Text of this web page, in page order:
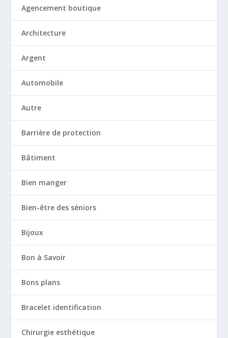
Agencement boutique
Architecture
Argent
Automobile
Autre
Barrière de protection
Bâtiment
Bien manger
Bien-être des séniors
Bijoux
Bon à Savoir
Bons plans
Bracelet identification
Chirurgie esthétique